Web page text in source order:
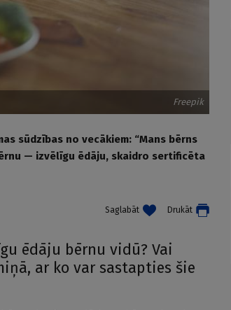
Freepik
sūdzības no vecākiem: “Mans bērns
— izvēlīgu ēdāju, skaidro sertificēta
Saglabāt Drukāt
ēdāju bērnu vidū? Vai
ar ko var sastapties šie